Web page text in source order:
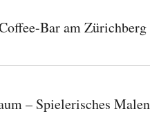
Bar am Zürichberg
– Spielerisches